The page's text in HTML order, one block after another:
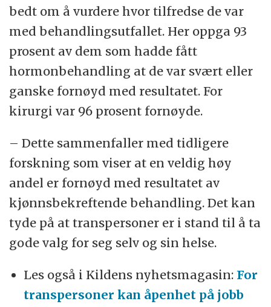
bedt om å vurdere hvor tilfredse de var
med behandlingsutfallet. Her oppga 93
prosent av dem som hadde fått
hormonbehandling at de var svært eller
ganske fornøyd med resultatet. For
kirurgi var 96 prosent fornøyde.
– Dette sammenfaller med tidligere
forskning som viser at en veldig høy
andel er fornøyd med resultatet av
kjønnsbekreftende behandling. Det kan
tyde på at transpersoner er i stand til å ta
gode valg for seg selv og sin helse.
Les også i Kildens nyhetsmagasin:For
transpersoner kan åpenhet på jobb